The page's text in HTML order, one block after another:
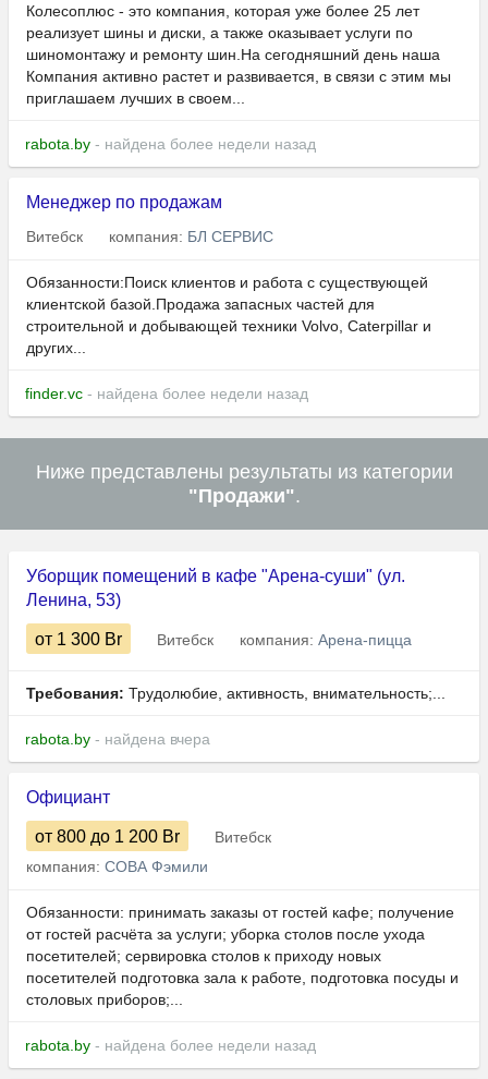
Колесоплюс - это компания, которая уже более 25 лет
реализует шины и диски, а также оказывает услуги по
шиномонтажу и ремонту шин.На сегодняшний день наша
Компания активно растет и развивается, в связи с этим мы
приглашаем лучших в своем...
rabota.by - найдена более недели назад
Менеджер по продажам
Витебск компания: БЛ СЕРВИС
Обязанности:Поиск клиентов и работа с существующей
клиентской базой.Продажа запасных частей для
строительной и добывающей техники Volvo, Caterpillar и
других...
finder.vc - найдена более недели назад
Ниже представлены результаты из категории
"Продажи".
Уборщик помещений в кафе "Арена-суши" (ул.
Ленина, 53)
от 1 300 Br Витебск компания: Арена-пицца
Требования: Трудолюбие, активность, внимательность;...
rabota.by - найдена вчера
Официант
от 800 до 1 200 Br
Витебск
компания: СОВА Фэмили
Обязанности: принимать заказы от гостей кафе; получение
от гостей расчёта за услуги; уборка столов после ухода
посетителей; сервировка столов к приходу новых
посетителей подготовка зала к работе, подготовка посуды и
столовых приборов;...
rabota.by - найдена более недели назад